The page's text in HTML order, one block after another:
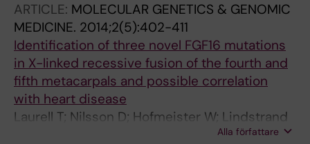
ARTICLE: MOLECULAR GENETICS & GENOMIC
MEDICINE. 2014;2(5):402-411
Identification of three novel FGF16 mutations
in X-linked recessive fusion of the fourth and
fifth metacarpals and possible correlation
with heart disease
Laurell T; Nilsson D; Hofmeister W; Lindstrand
A; Ahituv N; Vandermeer J; Amilon A; Anneren
Alla författare